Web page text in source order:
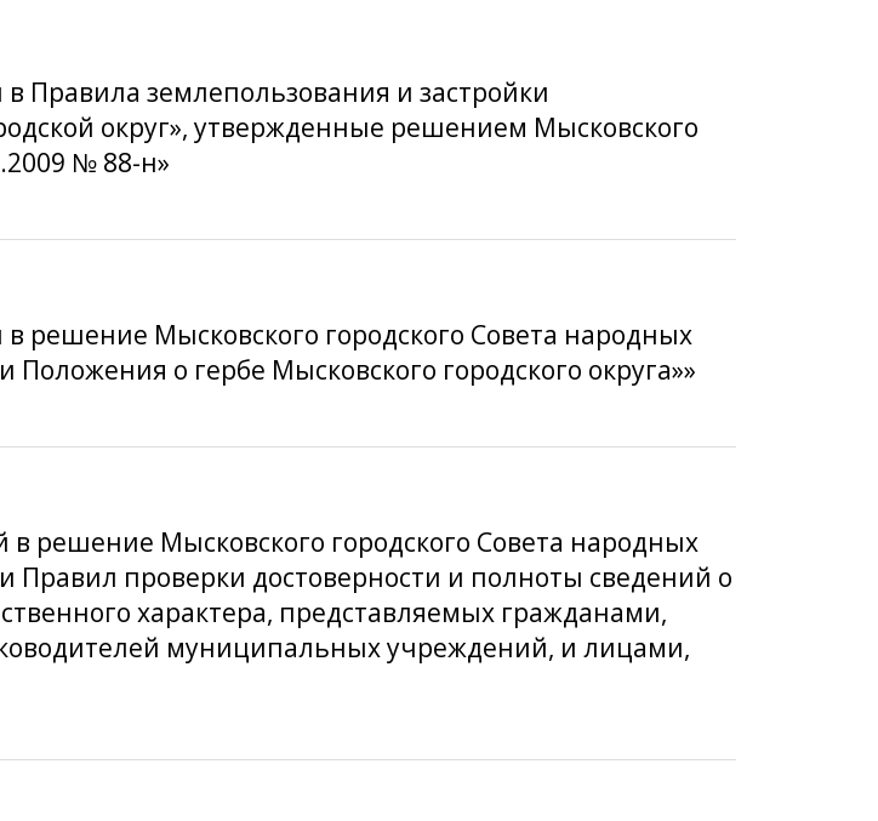
Правила землепользования и застройки
округ», утвержденные решением Мысковского
№ 88-н»
решение Мысковского городского Совета народных
о гербе Мысковского городского округа»»
решение Мысковского городского Совета народных
Правил проверки достоверности и полноты сведений о
характера, представляемых гражданами,
муниципальных учреждений, и лицами,